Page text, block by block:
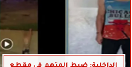
الداخلية: ضبط المتهم في مقطع